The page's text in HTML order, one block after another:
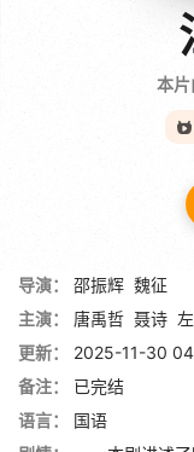
本
导演： 邵振辉 魏征
主演：
唐禹哲 聂诗
更新：
2025-11-30
备注：
已完结
语言：
国语